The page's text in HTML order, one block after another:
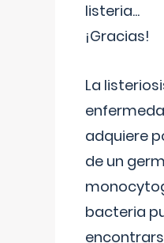
listeria...
¡Gracias!
La
adquiere
de un
bacteria